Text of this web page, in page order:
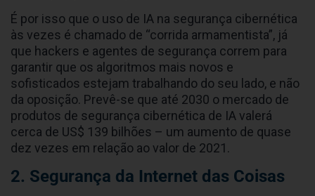
É por isso que o uso de IA na segurança cibernética
às vezes é chamado de “corrida armamentista”, já
que hackers e agentes de segurança correm para
garantir que os algoritmos mais novos e
sofisticados estejam trabalhando do seu lado, e não
da oposição. Prevê-se que até 2030 o mercado de
produtos de segurança cibernética de IA valerá
cerca de US$ 139 bilhões – um aumento de quase
dez vezes em relação ao valor de 2021.
2. Segurança da Internet das Coisas